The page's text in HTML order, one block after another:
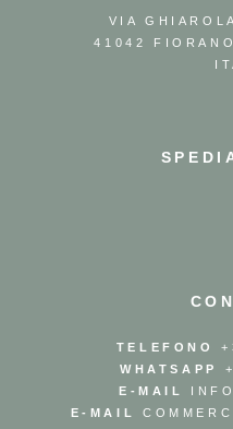
VIA
41042
TELEFONO
WHATSAPP
E-MAIL
E-MAIL